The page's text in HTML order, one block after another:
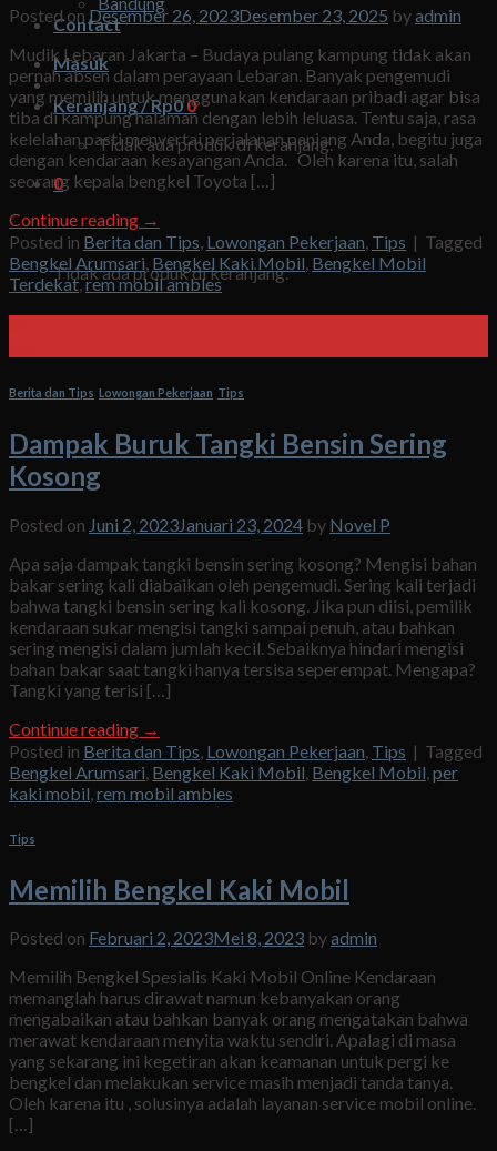
Contact
Masuk
Keranjang /Rp0 0
Tidak ada produk di keranjang.
0
Keranjang
Tidak ada produk di keranjang.
Posted on Desember 26, 2023Desember 23, 2025 byadmin
Mudik Lebaran Jakarta – Budaya pulang kampung tidak akan
pernah absen dalam perayaan Lebaran. Banyak pengemudi
yang memilih untuk menggunakan kendaraan pribadi agar bisa
tiba di kampung halaman dengan lebih leluasa. Tentu saja, rasa
kelelahan pasti menyertai perjalanan panjang Anda, begitu juga
dengan kendaraan kesayangan Anda. Oleh karena itu, salah
seorang kepala bengkel Toyota […]
Continue reading →
Posted in Berita dan Tips Lowongan Pekerjaan Tips | Tagged
Bengkel Arumsari Bengkel Kaki Mobil Bengkel Mobil
Terdekat,rem mobil ambles
Berita dan Tips Lowongan Pekerjaan Tips
Dampak Buruk Tangki Bensin Sering
Kosong
Posted on Juni 2, 2023Januari 23, 2024 by Novel P
Apa saja dampak tangki bensin sering kosong? Mengisi bahan
bakar sering kali diabaikan oleh pengemudi. Sering kali terjadi
bahwa tangki bensin sering kali kosong. Jika pun diisi, pemilik
kendaraan sukar mengisi tangki sampai penuh, atau bahkan
sering mengisi dalam jumlah kecil. Sebaiknya hindari mengisi
bahan bakar saat tangki hanya tersisa seperempat. Mengapa?
Tangki yang terisi […]
Continue reading →
Posted in Berita dan Tips Lowongan Pekerjaan Tips | Tagged
Bengkel Arumsari Bengkel Kaki Mobil Bengkel Mobil per
kaki mobil rem mobil ambles
Tips
Memilih Bengkel Kaki Mobil
Posted on Februari 2, 2023Mei 8, 2023 byadmin
Memilih Bengkel Spesialis Kaki Mobil Online Kendaraan
memanglah harus dirawat namun kebanyakan orang
mengabaikan atau bahkan banyak orang mengatakan bahwa
merawat kendaraan menyita waktu sendiri. Apalagi di masa
yang sekarang ini kegetiran akan keamanan untuk pergi ke
bengkel dan melakukan service masih menjadi tanda tanya.
Oleh karena itu , solusinya adalah layanan service mobil online.
[…]